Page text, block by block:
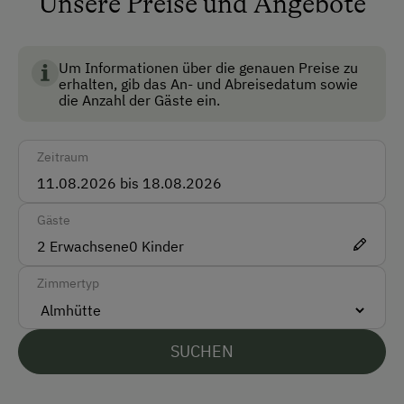
Anfahrtsmöglichkeiten
Bus
Vor Ort gesprochene Sprachen
Englisch
Unterkunftsart
Für Gruppen (mehr als 10 Personen)
Klassische Almhütte
Um Informationen über die genauen Preise zu
erhalten, gib das An- und Abreisedatum sowie
die Anzahl der Gäste ein.
Zeitraum
Gäste
2 Erwachsene0 Kinder
Zimmertyp
SUCHEN